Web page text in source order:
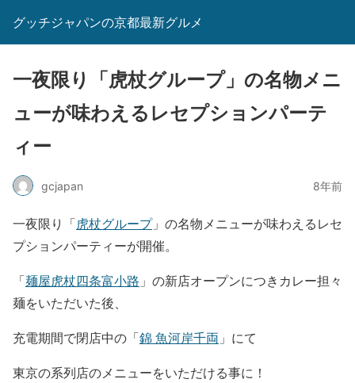
グッチジャパンの京都最新グルメ
一夜限り「虎杖グループ」の名物メニ
ューが味わえるレセプションパーテ
ィー
gcjapan 8年前
一夜限り「虎杖グループ」の名物メニューが味わえるレセ
プションパーティーが開催。
「麺屋虎杖四条富小路 」の新店オープンにつきカレー担々
麺をいただいた後、
充電期間で閉店中の「錦 魚河岸千両 」にて
東京の系列店のメニューをいただける事に！